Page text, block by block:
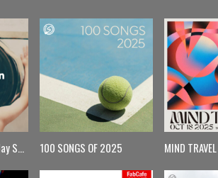
【月曜更新】Monday Spin 100 SONGS OF 2025 MIND TRAVEL